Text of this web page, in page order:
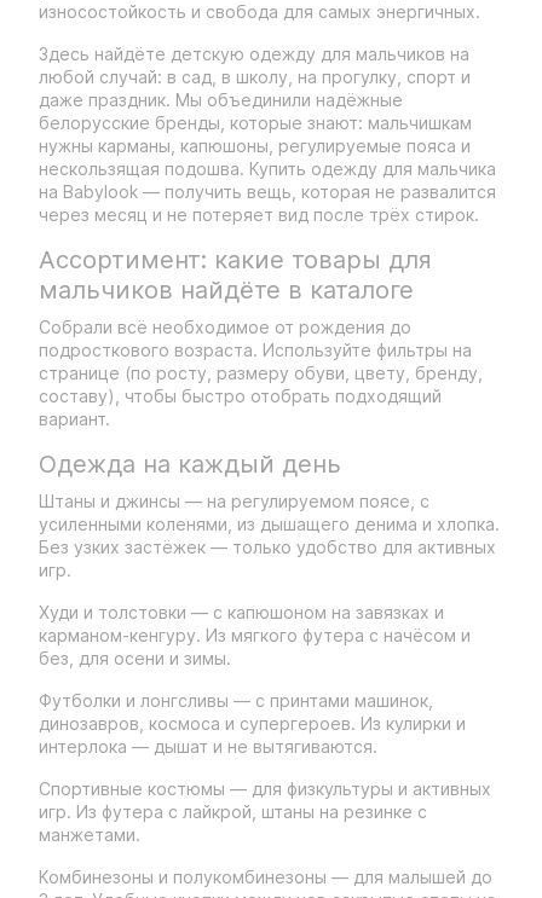
износостойкость и свобода для самых энергичных.
Здесь найдёте детскую одежду для мальчиков на
любой случай: в сад, в школу, на прогулку, спорт и
даже праздник. Мы объединили надёжные
белорусские бренды, которые знают: мальчишкам
нужны карманы, капюшоны, регулируемые пояса и
нескользящая подошва. Купить одежду для мальчика
на Babylook — получить вещь, которая не развалится
через месяц и не потеряет вид после трёх стирок.
Ассортимент: какие товары для
мальчиков найдёте в каталоге
Собрали всё необходимое от рождения до
подросткового возраста. Используйте фильтры на
странице (по росту, размеру обуви, цвету, бренду,
составу), чтобы быстро отобрать подходящий
вариант.
Одежда на каждый день
Штаны и джинсы — на регулируемом поясе, с
усиленными коленями, из дышащего денима и хлопка.
Без узких застёжек — только удобство для активных
игр.
Худи и толстовки — с капюшоном на завязках и
карманом-кенгуру. Из мягкого футера с начёсом и
без, для осени и зимы.
Футболки и лонгсливы — с принтами машинок,
динозавров, космоса и супергероев. Из кулирки и
интерлока — дышат и не вытягиваются.
Спортивные костюмы — для физкультуры и активных
игр. Из футера с лайкрой, штаны на резинке с
манжетами.
Комбинезоны и полукомбинезоны — для малышей до